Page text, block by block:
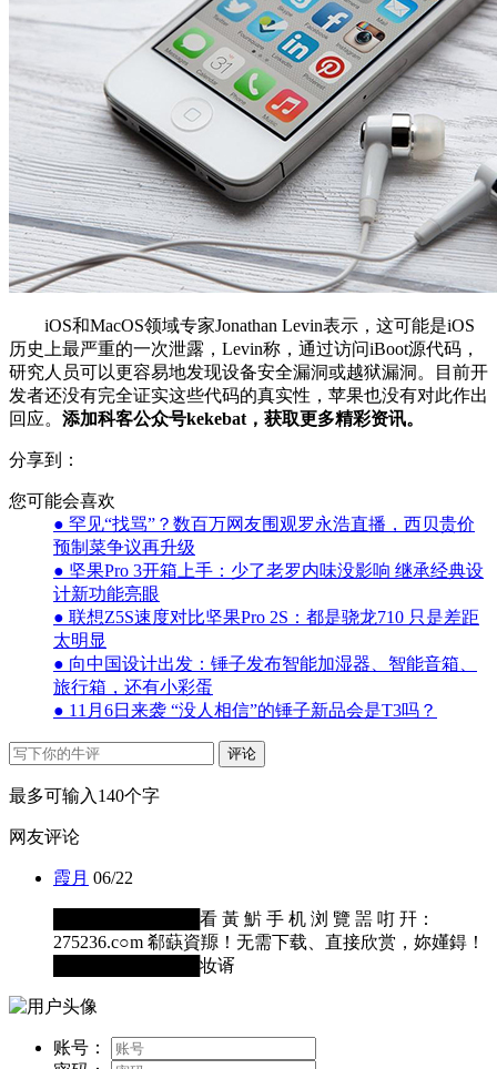
iOS和MacOS领域专家Jonathan Levin表示，这可能是iOS
历史上最严重的一次泄露，Levin称，通过访问iBoot源代码，
研究人员可以更容易地发现设备安全漏洞或越狱漏洞。目前开
发者还没有完全证实这些代码的真实性，苹果也没有对此作出
回应。 添加科客公众号kekebat，获取更多精彩资讯。
分享到：
您可能会喜欢
● 罕见“找骂”？数百万网友围观罗永浩直播，西贝贵价
预制菜争议再升级
● 坚果Pro 3开箱上手：少了老罗内味没影响 继承经典设
计新功能亮眼
● 联想Z5S速度对比坚果Pro 2S：都是骁龙710 只是差距
太明显
● 向中国设计出发：锤子发布智能加湿器、智能音箱、
旅行箱，还有小彩蛋
● 11月6日来袭 “没人相信”的锤子新品会是T3吗？
评论
最多可输入140个字
网友评论
霞月 06/22
████████████看 黃 魸 手 机 浏 覽 噐 咑 幵：
275236.c○m 郗蒛資羱！无需下载、直接欣赏，妳嬞鍀！
████████████妆谞
账号：